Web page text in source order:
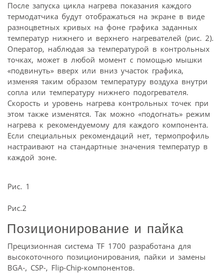
После запуска цикла нагрева показания каждого
термодатчика будут отображаться на экране в виде
разноцветных кривых на фоне графика заданных
температур нижнего и верхнего нагревателей (рис. 2).
Оператор, наблюдая за температурой в контрольных
точках, может в любой момент с помощью мышки
«подвинуть» вверх или вниз участок графика,
изменяя таким образом температуру воздуха внутри
сопла или температуру нижнего подогревателя.
Скорость и уровень нагрева контрольных точек при
этом также изменятся. Так можно «подогнать» режим
нагрева к рекомендуемому для каждого компонента.
Если специальных рекомендаций нет, термопрофиль
настраивают на стандартные значения температур в
каждой зоне.
Рис. 1
Рис.2
Позиционирование и пайка
Прецизионная система TF 1700 разработана для
высокоточного позиционирования, пайки и замены
BGA-, CSP-, Flip-Chip-компонентов.